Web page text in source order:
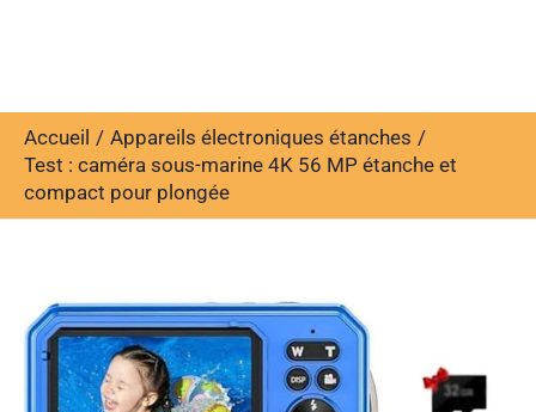
Accueil
Appareils électroniques étanches
Test : caméra sous-marine 4K 56 MP étanche et
compact pour plongée